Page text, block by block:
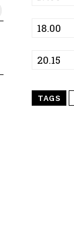
18.00
20.15
TAGS